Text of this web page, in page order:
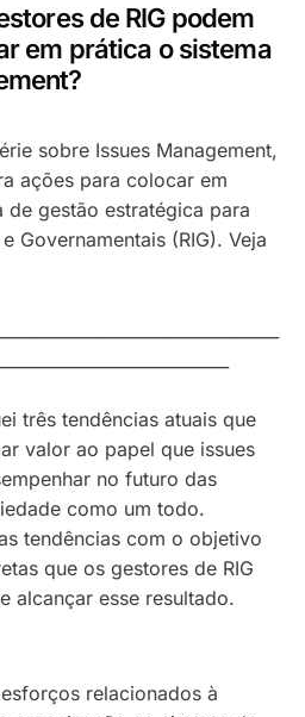
de RIG podem
em prática o sistema
sobre Issues Management,
ações para colocar em
de gestão estratégica para
Governamentais (RIG). Veja
três tendências atuais que
valor ao papel que issues
no futuro das
como um todo.
tendências com o objetivo
que os gestores de RIG
alcançar esse resultado.
relacionados à